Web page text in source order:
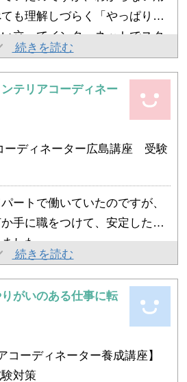
も理解しづらく「やっぱり学
立ってインターネットでスク
の私にとっては安いものとは
これが人生の転機になればと
。
た求人を見て応募し、今は設
はお客様からヒアリングをす
。
ンテリアの施工や照明など家
お客様のお話を理解すること
てるな」と感じます。
の現場写真などを見ながら、
たので、建材や住宅の構造も
きながら受講できました。
での友達が増えていって、遠
はなくなりました。
室にもできる限り通いまし
きるので試験直前などは仕事
ない所を解決してから帰るよ
続きを読む
テリアコーディネー
ーディネーター広島講座 受験
ートで働いていたのですが、
手に職をつけて、安定した仕
した。
なればと思ってスクールに通
ろなスクールの説明会に行き
研究所では就職サポートもあ
もされず、担当の方も信頼の
ので決めました。
りました。
いる会社を紹介され、現在に
インテリアコーディネーター
。ICなんてもちろん未経験で
た教科書を仕事場に持ち込み
ちだったので、勉強の時間を
した。限られた時間の中で、
集を解いたり、先生に質問し
限に有効活用して勉強しまし
続きを読む
がいのある仕事に転
コーディネーター養成講座】
対策